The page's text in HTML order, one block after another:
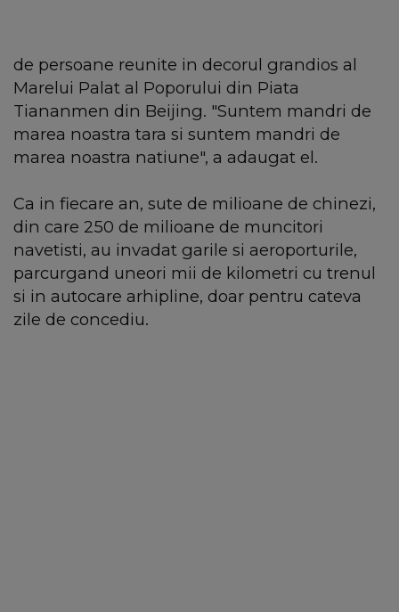
de persoane reunite in decorul grandios al
Marelui Palat al Poporului din Piata
Tiananmen din Beijing. "Suntem mandri de
marea noastra tara si suntem mandri de
marea noastra natiune", a adaugat el.
Ca in fiecare an, sute de milioane de chinezi,
din care 250 de milioane de muncitori
navetisti, au invadat garile si aeroporturile,
parcurgand uneori mii de kilometri cu trenul
si in autocare arhipline, doar pentru cateva
zile de concediu.